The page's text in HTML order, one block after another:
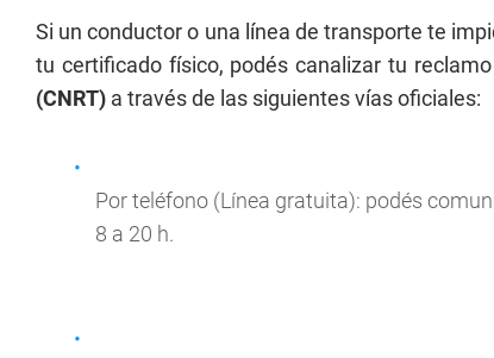
Si un conductor o una línea de transporte te
tu certificado físico, podés canalizar tu
(CNRT) a través de las siguientes vías oficiales:
Por teléfono (Línea gratuita): podés
8 a 20 h.